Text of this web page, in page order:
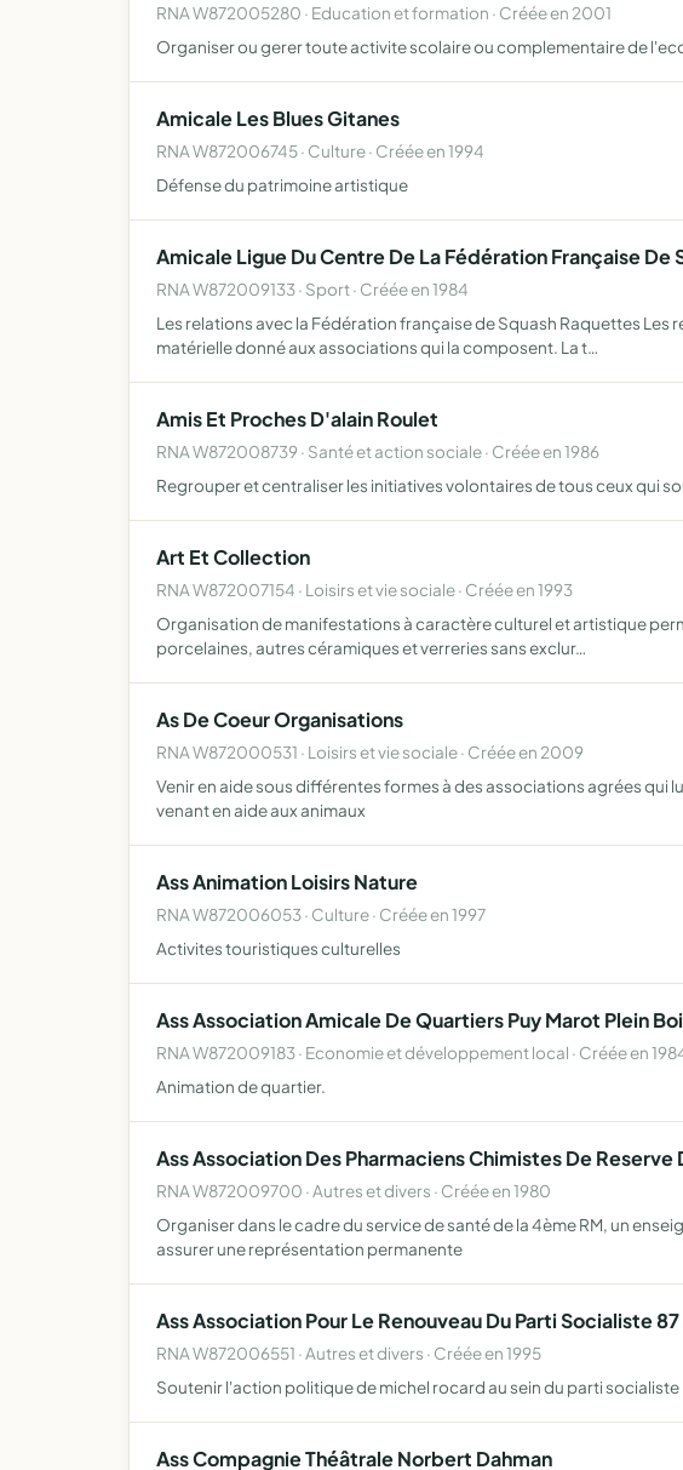
RNA W872005280 · Education et formation · Créée en 2001
Organiser ou gerer toute activite scolaire ou complementaire de
Amicale Les Blues Gitanes
RNA W872006745 · Culture · Créée en 1994
Défense du patrimoine artistique
Amicale Ligue Du Centre De La Fédération Française De
RNA W872009133 · Sport · Créée en 1984
Les relations avec la Fédération française de Squash Raquettes
matérielle donné aux associations qui la composent. La t…
Amis Et Proches D'alain Roulet
RNA W872008739 · Santé et action sociale · Créée en 1986
Regrouper et centraliser les initiatives volontaires de tous ceux qui
Art Et Collection
RNA W872007154 · Loisirs et vie sociale · Créée en 1993
Organisation de manifestations à caractère culturel et artistique
porcelaines, autres céramiques et verreries sans exclur…
As De Coeur Organisations
RNA W872000531 · Loisirs et vie sociale · Créée en 2009
Venir en aide sous différentes formes à des associations agrées
venant en aide aux animaux
Ass Animation Loisirs Nature
RNA W872006053 · Culture · Créée en 1997
Activites touristiques culturelles
Ass Association Amicale De Quartiers Puy Marot Plein
RNA W872009183 · Economie et développement local · Créée en
Animation de quartier.
Ass Association Des Pharmaciens Chimistes De
RNA W872009700 · Autres et divers · Créée en 1980
Organiser dans le cadre du service de santé de la 4ème RM, un
assurer une représentation permanente
Ass Association Pour Le Renouveau Du Parti Socialiste 87
RNA W872006551 · Autres et divers · Créée en 1995
Soutenir l'action politique de michel rocard au sein du parti socialiste
Ass Compagnie Théâtrale Norbert Dahman